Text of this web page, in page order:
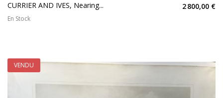
CURRIER AND IVES, Nearing... 2 800,00 €
En Stock
VENDU